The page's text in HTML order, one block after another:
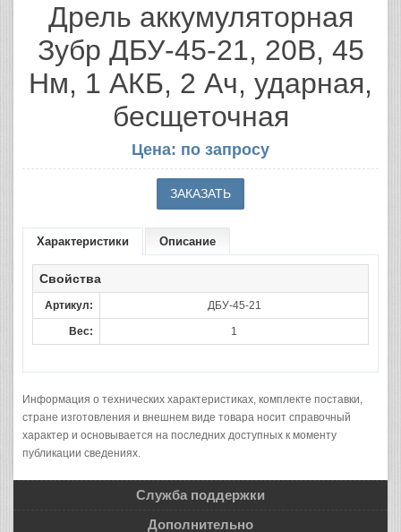
Дрель аккумуляторная
Зубр ДБУ-45-21, 20В, 45
Нм, 1 АКБ, 2 Ач, ударная,
бесщеточная
Цена: по запросу
Характеристики Описание
Свойства
Артикул: ДБУ-45-21
Вес: 1
Информация о технических характеристиках, комплекте поставки,
стране изготовления и внешнем виде товара носит справочный
характер и основывается на последних доступных к моменту
публикации сведениях.
Служба поддержки
Дополнительно